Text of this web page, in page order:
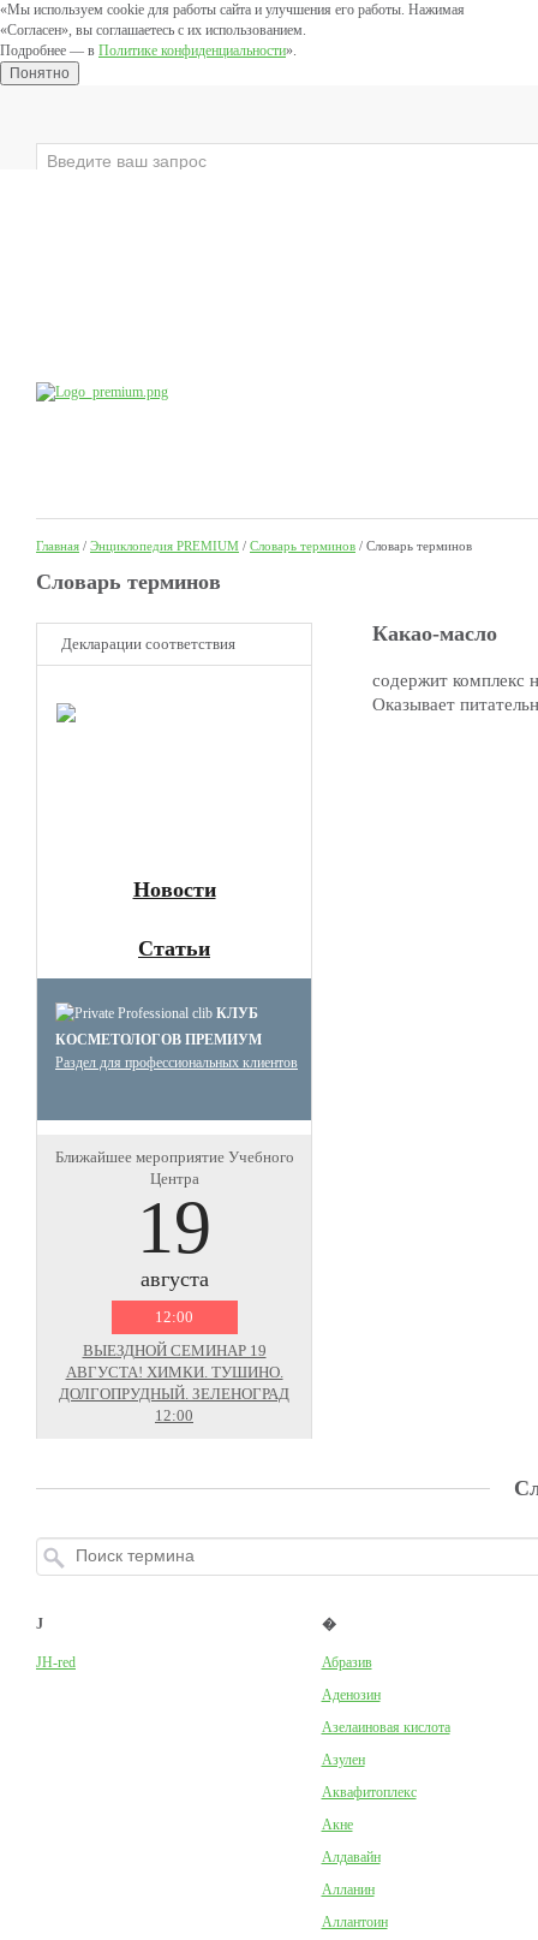
«Мы используем cookie для работы сайта и улучшения его работы. Нажимая
«Согласен», вы соглашаетесь с их использованием.
Подробнее — в Политике конфиденциальности».
Понятно
Главная / Энциклопедия PREMIUM / Словарь терминов / Словарь терминов
Cловарь терминов
Декларации соответствия
Новости
Статьи
КЛУБ
КОСМЕТОЛОГОВ ПРЕМИУМ
Раздел для профессиональных клиентов
Ближайшее мероприятие Учебного
Центра
19
августа
12:00
ВЫЕЗДНОЙ СЕМИНАР 19
АВГУСТА! ХИМКИ. ТУШИНО.
ДОЛГОПРУДНЫЙ. ЗЕЛЕНОГРАД
12:00
Какао-масло
содержит комплекс
Оказывает
J
JH-red
�
Абразив
Аденозин
Азелаиновая кислота
Азулен
Аквафитоплекс
Акне
Алдавайн
Алланин
Аллантоин